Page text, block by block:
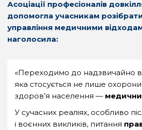
Асоціації професіоналів
допомогла учасникам
управління медичними
наголосила:
«Переходимо до надзвичайно
яка стосується не лише охорони
здоров’я населення —
У сучасних реаліях, особливо
і воєнних викликів, питання